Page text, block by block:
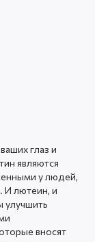
глаз и
являются
у людей,
И лютеин, и
улучшить
вносят